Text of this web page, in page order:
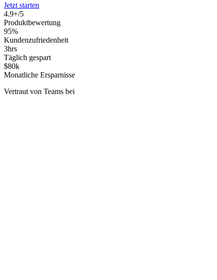
Jetzt starten
4.9+/5
Produktbewertung
95%
Kundenzufriedenheit
3hrs
Täglich gespart
$80k
Monatliche Ersparnisse
Vertraut von Teams bei